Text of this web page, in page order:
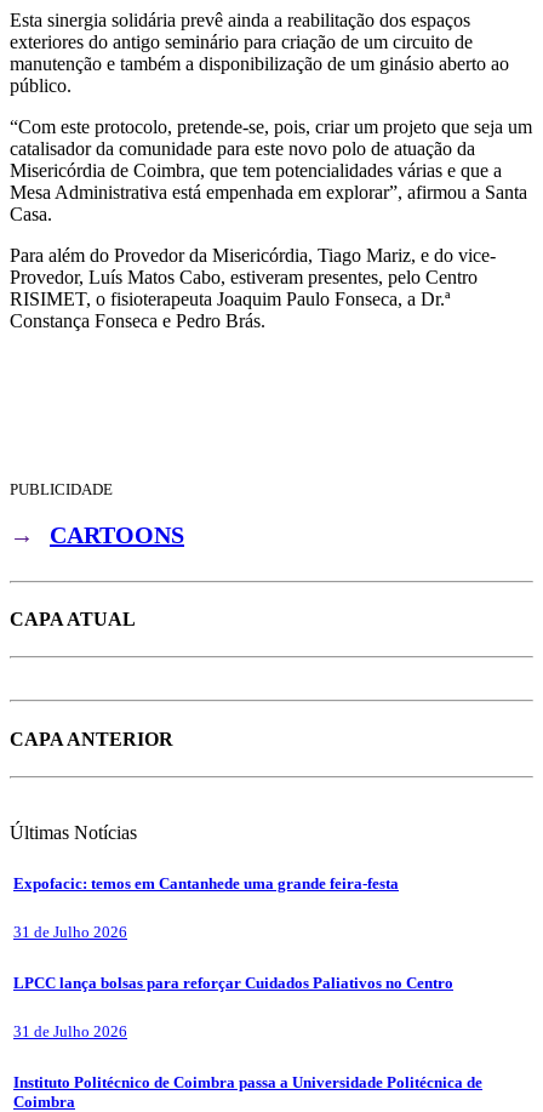
Esta sinergia solidária prevê ainda a reabilitação dos espaços
exteriores do antigo seminário para criação de um circuito de
manutenção e também a disponibilização de um ginásio aberto ao
público.
“Com este protocolo, pretende-se, pois, criar um projeto que seja um
catalisador da comunidade para este novo polo de atuação da
Misericórdia de Coimbra, que tem potencialidades várias e que a
Mesa Administrativa está empenhada em explorar”, afirmou a Santa
Casa.
Para além do Provedor da Misericórdia, Tiago Mariz, e do vice-
Provedor, Luís Matos Cabo, estiveram presentes, pelo Centro
RISIMET, o fisioterapeuta Joaquim Paulo Fonseca, a Dr.ª
Constança Fonseca e Pedro Brás.
PUBLICIDADE
→ CARTOONS
CAPA ATUAL
CAPA ANTERIOR
Últimas Notícias
Expofacic: temos em Cantanhede uma grande feira-festa
31 de Julho 2026
LPCC lança bolsas para reforçar Cuidados Paliativos no Centro
31 de Julho 2026
Instituto Politécnico de Coimbra passa a Universidade Politécnica de
Coimbra